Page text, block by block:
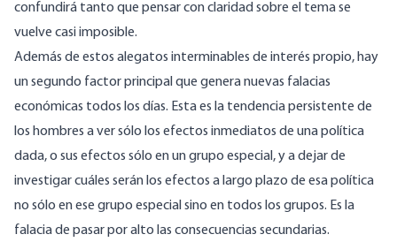
confundirá tanto que pensar con claridad sobre el tema se
vuelve casi imposible.
Además de estos alegatos interminables de interés propio, hay
un segundo factor principal que genera nuevas falacias
económicas todos los días. Esta es la tendencia persistente de
los hombres a ver sólo los efectos inmediatos de una política
dada, o sus efectos sólo en un grupo especial, y a dejar de
investigar cuáles serán los efectos a largo plazo de esa política
no sólo en ese grupo especial sino en todos los grupos. Es la
falacia de pasar por alto las consecuencias secundarias.